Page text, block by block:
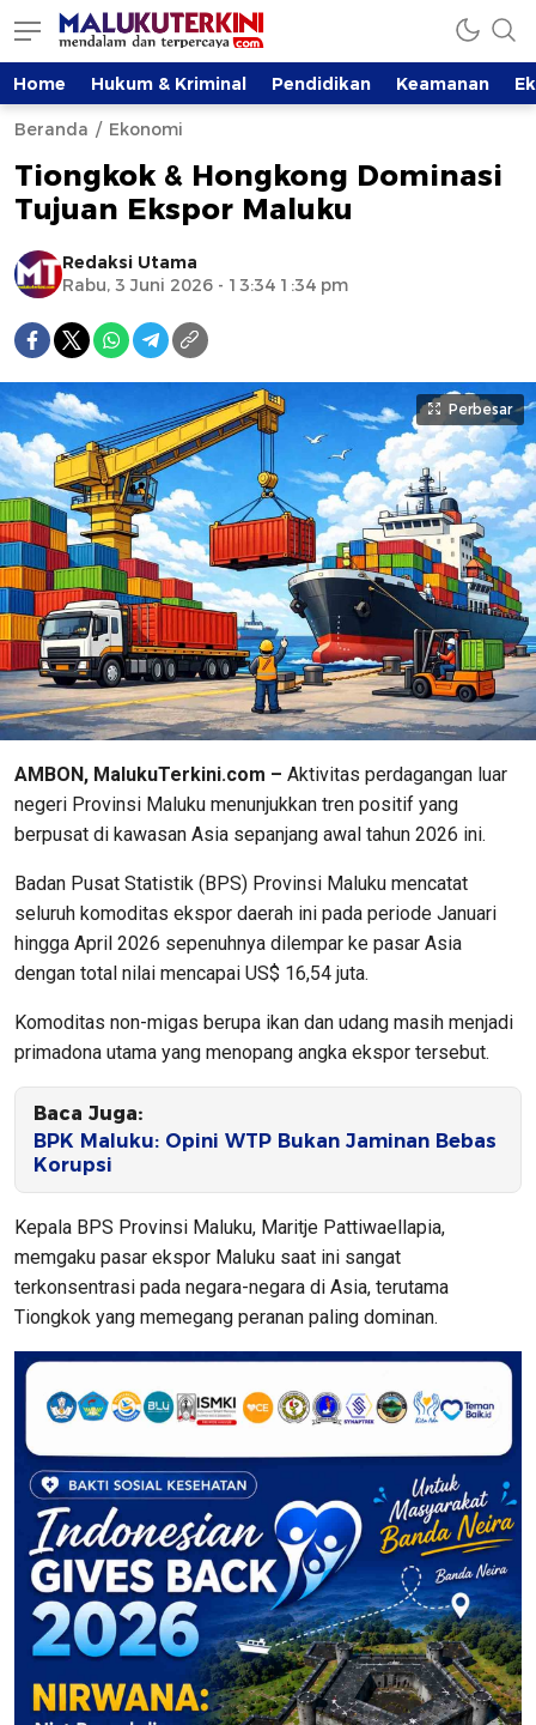
Home Hukum & Kriminal Pendidikan Keamanan
Beranda Ekonomi
Tiongkok & Hongkong Dominasi
Tujuan Ekspor Maluku
Redaksi Utama
Rabu, 3 Juni 2026 - 13:34 1:34 pm
Perbesar
AMBON, MalukuTerkini.com – Aktivitas perdagangan luar
negeri Provinsi Maluku menunjukkan tren positif yang
berpusat di kawasan Asia sepanjang awal tahun 2026 ini.
Badan Pusat Statistik (BPS) Provinsi Maluku mencatat
seluruh komoditas ekspor daerah ini pada periode Januari
hingga April 2026 sepenuhnya dilempar ke pasar Asia
dengan total nilai mencapai US$ 16,54 juta.
Komoditas non-migas berupa ikan dan udang masih menjadi
primadona utama yang menopang angka ekspor tersebut.
Baca Juga:
BPK Maluku: Opini WTP Bukan Jaminan Bebas
Korupsi
Kepala BPS Provinsi Maluku, Maritje Pattiwaellapia,
memgaku pasar ekspor Maluku saat ini sangat
terkonsentrasi pada negara-negara di Asia, terutama
Tiongkok yang memegang peranan paling dominan.